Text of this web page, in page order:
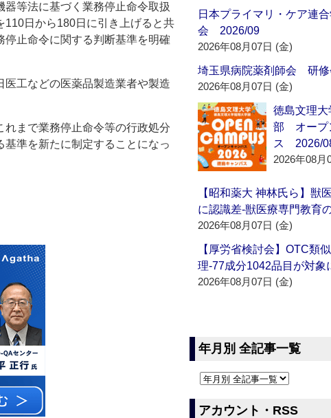
等法に基づく業務停止命令取扱
110日から180日に引き上げると共
止命令に関する判断基準を明確
工などの医薬品製造業者や製造
まで業務停止命令等の行政処分
準を新たに制定することになっ
日本プライマリ・ケア連
会 2026/09
2026年08月07日 (金)
埼玉県病院薬剤師会 研
2026年08月07日 (金)
徳島文理
部 オープ
ス 2026/
2026年08月
【昭和薬大 神林氏ら】獣
に認識差‐獣医療専門教育
2026年08月07日 (金)
【厚労省検討会】OTC類
理‐77成分1042品目が対象
2026年08月07日 (金)
年月別 全記事一覧
アカウント・RSS